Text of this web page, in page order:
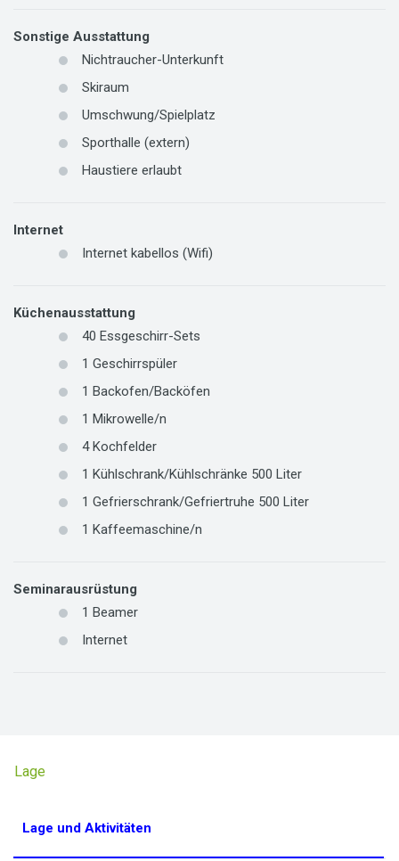
Sonstige Ausstattung
Nichtraucher-Unterkunft
Skiraum
Umschwung/Spielplatz
Sporthalle (extern)
Haustiere erlaubt
Internet
Internet kabellos (Wifi)
Küchenausstattung
40 Essgeschirr-Sets
1 Geschirrspüler
1 Backofen/Backöfen
1 Mikrowelle/n
4Kochfelder
1 Kühlschrank/Kühlschränke 500 Liter
1 Gefrierschrank/Gefriertruhe 500 Liter
1 Kaffeemaschine/n
Seminarausrüstung
1 Beamer
Internet
Lage
Lage und Aktivitäten